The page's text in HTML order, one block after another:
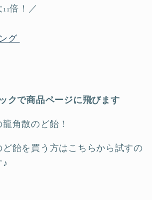
倍！／
グ
クで商品ページに飛びます
角散のど飴！
飴を買う方はこちらから試すの
♪